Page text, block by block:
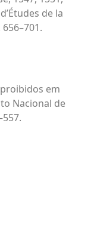
de la
em
Nacional de